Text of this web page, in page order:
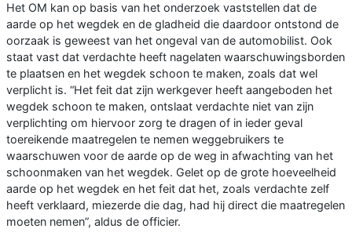
Het OM kan op basis van het onderzoek vaststellen dat de
aarde op het wegdek en de gladheid die daardoor ontstond de
oorzaak is geweest van het ongeval van de automobilist. Ook
staat vast dat verdachte heeft nagelaten waarschuwingsborden
te plaatsen en het wegdek schoon te maken, zoals dat wel
verplicht is. “Het feit dat zijn werkgever heeft aangeboden het
wegdek schoon te maken, ontslaat verdachte niet van zijn
verplichting om hiervoor zorg te dragen of in ieder geval
toereikende maatregelen te nemen weggebruikers te
waarschuwen voor de aarde op de weg in afwachting van het
schoonmaken van het wegdek. Gelet op de grote hoeveelheid
aarde op het wegdek en het feit dat het, zoals verdachte zelf
heeft verklaard, miezerde die dag, had hij direct die maatregelen
moeten nemen”, aldus de officier.